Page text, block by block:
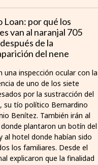
Loan: por qué los
van al naranjal 705
de la
del nene
una inspección ocular con la
de uno de los siete
por la sustracción del
su tío político Bernardino
Benítez. También irán al
plantaron un botín del
al hotel donde habían sido
los familiares. Desde el
explicaron que la finalidad